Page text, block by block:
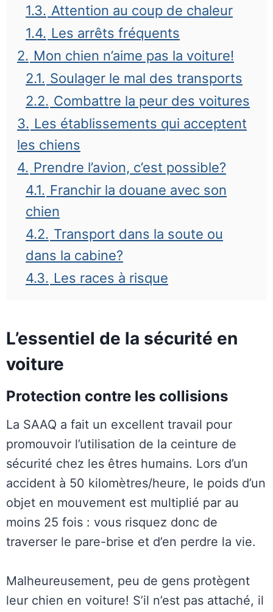
1.3. Attention au coup de chaleur
1.4. Les arrêts fréquents
2. Mon chien n’aime pas la voiture!
2.1. Soulager le mal des transports
2.2. Combattre la peur des voitures
3. Les établissements qui acceptent
les chiens
4. Prendre l’avion, c’est possible?
4.1. Franchir la douane avec son
chien
4.2. Transport dans la soute ou
dans la cabine?
4.3. Les races à risque
L’essentiel de la sécurité en
voiture
Protection contre les collisions
La SAAQ a fait un excellent travail pour
promouvoir l’utilisation de la ceinture de
sécurité chez les êtres humains. Lors d’un
accident à 50 kilomètres/heure, le poids d’un
objet en mouvement est multiplié par au
moins 25 fois : vous risquez donc de
traverser le pare-brise et d’en perdre la vie.
Malheureusement, peu de gens protègent
leur chien en voiture! S’il n’est pas attaché, il